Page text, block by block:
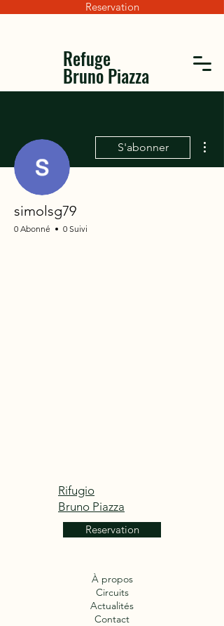
Reservation
Refuge
Bruno Piazza
S'abonner
simolsg79
0 Abonné 0 Suivi
Rifugio
Bruno Piazza
Reservation
À propos
Circuits
Actualités
Contact